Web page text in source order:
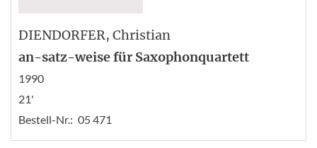
DIENDORFER, Christian
an-satz-weise für Saxophonquartett
1990
21'
Bestell-Nr.: 05 471